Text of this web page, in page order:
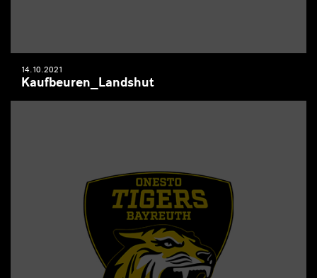
14.10.2021
Kaufbeuren_Landshut